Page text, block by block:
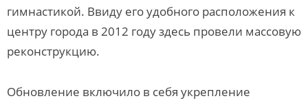
гимнастикой. Ввиду его удобного расположения к
центру города в 2012 году здесь провели массовую
реконструкцию.
Обновление включило в себя укрепление